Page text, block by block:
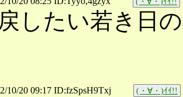
したい若き日
10/20 09:17 ID:fzSpsH9Txj (・∀・)ｲｲ!!